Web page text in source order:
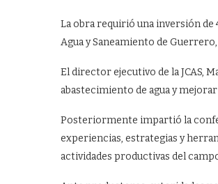
La obra requirió una inversión de
Agua y Saneamiento de
El director ejecutivo de la JCAS,
abastecimiento de agua y
Posteriormente impartió la
experiencias, estrategias y
actividades productivas del